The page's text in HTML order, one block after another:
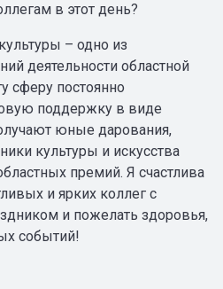
в этот день?
– одно из
деятельности областной
сферу постоянно
поддержку в виде
юные дарования,
культуры и искусства
премий. Я счастлива
и ярких коллег с
и пожелать здоровья,
событий!